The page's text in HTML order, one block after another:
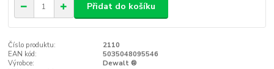
Přidat do košíku
Číslo produktu:
2110
EAN kód:
5035048095546
Výrobce:
Dewalt ®